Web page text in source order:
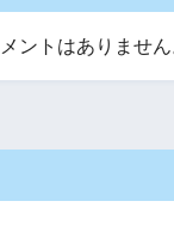
ントはありません